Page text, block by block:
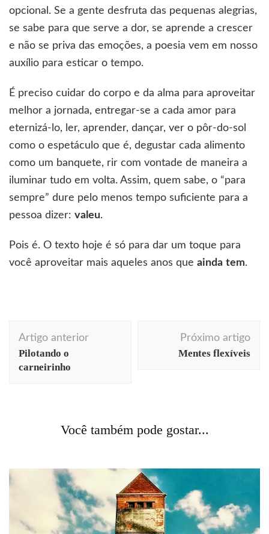
opcional. Se a gente desfruta das pequenas alegrias,
se sabe para que serve a dor, se aprende a crescer
e não se priva das emoções, a poesia vem em nosso
auxílio para esticar o tempo.
É preciso cuidar do corpo e da alma para aproveitar
melhor a jornada, entregar-se a cada amor para
eternizá-lo, ler, aprender, dançar, ver o pôr-do-sol
como o espetáculo que é, degustar cada alimento
como um banquete, rir com vontade de maneira a
iluminar tudo em volta. Assim, quem sabe, o “para
sempre” dure pelo menos tempo suficiente para a
pessoa dizer: valeu.
Pois é. O texto hoje é só para dar um toque para
você aproveitar mais aqueles anos que ainda tem.
de
post
Artigo anterior
Pilotando o
carneirinho
Próximo artigo
Mentes flexíveis
Você também pode gostar...
A mulher que sabia voar